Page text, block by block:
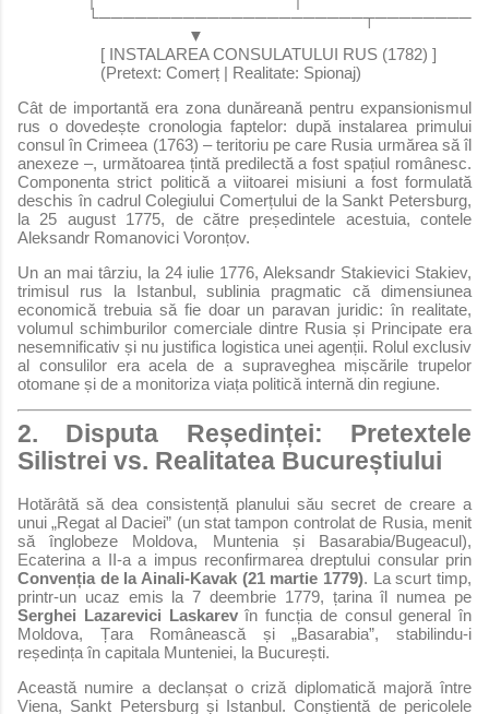
                                       ▼
                   [ INSTALAREA CONSULATULUI RUS (1782) ]
                   (Pretext: Comerț | Realitate: Spionaj)
Cât de importantă era zona dunăreană pentru expansionismul
rus o dovedește cronologia faptelor: după instalarea primului
consul în Crimeea (1763) – teritoriu pe care Rusia urmărea să îl
anexeze –, următoarea țintă predilectă a fost spațiul românesc.
Componenta strict politică a viitoarei misiuni a fost formulată
deschis în cadrul Colegiului Comerțului de la Sankt Petersburg,
la 25 august 1775, de către președintele acestuia, contele
Aleksandr Romanovici Voronțov.
Un an mai târziu, la 24 iulie 1776, Aleksandr Stakievici Stakiev,
trimisul rus la Istanbul, sublinia pragmatic că dimensiunea
economică trebuia să fie doar un paravan juridic: în realitate,
volumul schimburilor comerciale dintre Rusia și Principate era
nesemnificativ și nu justifica logistica unei agenții. Rolul exclusiv
al consulilor era acela de a supraveghea mișcările trupelor
otomane și de a monitoriza viața politică internă din regiune.
2. Disputa Reședinței: Pretextele
Silistrei vs. Realitatea Bucureștiului
Hotărâtă să dea consistență planului său secret de creare a
unui „Regat al Daciei” (un stat tampon controlat de Rusia, menit
să înglobeze Moldova, Muntenia și Basarabia/Bugeacul),
Ecaterina a II-a a impus reconfirmarea dreptului consular prin
Convenția de la Ainali-Kavak (21 martie 1779). La scurt timp,
printr-un ucaz emis la 7 deembrie 1779, țarina îl numea pe
Serghei Lazarevici Laskarevîn funcția de consul general în
Moldova, Țara Românească și „Basarabia”, stabilindu-i
reședința în capitala Munteniei, la București.
Această numire a declanșat o criză diplomatică majoră între
Viena, Sankt Petersburg și Istanbul. Conștientă de pericolele